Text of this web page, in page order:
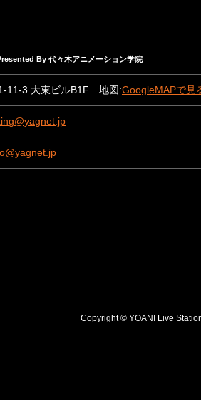
By 代々木アニメーション学院
11-3 大東ビルB1F 地図:GoogleMAPで見
Copyright © YOANI Live